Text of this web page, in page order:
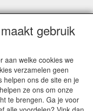
gebruik
aan welke cookies we
verzamelen geen
helpen ons de site en je
ze ons om onze
te brengen. Ga je voor